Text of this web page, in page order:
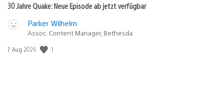
30 Jahre Quake: Neue Episode ab jetzt verfügbar
Parker Wilhelm
Assoc. Content Manager, Bethesda
Veröffentlichungsdatum:
7. Aug 2026 1